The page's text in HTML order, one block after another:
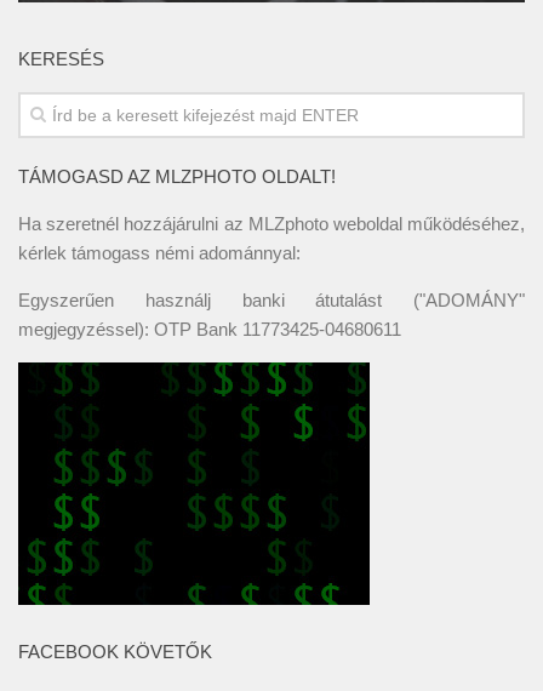
KERESÉS
TÁMOGASD AZ MLZPHOTO OLDALT!
Ha szeretnél hozzájárulni az MLZphoto weboldal működéséhez,
kérlek támogass némi adománnyal:
Egyszerűen használj banki átutalást ("ADOMÁNY"
megjegyzéssel): OTP Bank 11773425-04680611
FACEBOOK KÖVETŐK